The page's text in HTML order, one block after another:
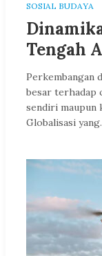
SOSIAL BUDAYA
Tengah
Perkembangan
besar terhadap
sendiri maupun
Globalisasi